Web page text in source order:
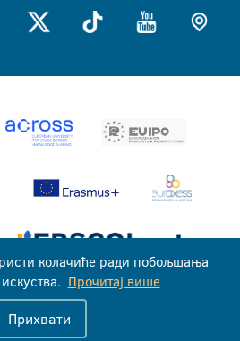
Сва права задржана
колачиће ради побољшања
Прочитај више
Прихвати